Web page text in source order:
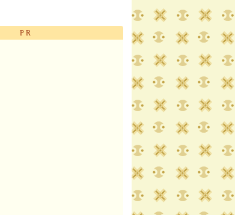
いいね! --
PR